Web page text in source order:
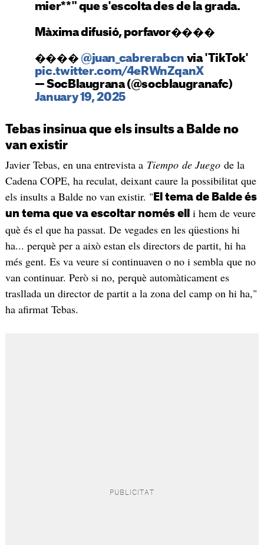
mier**" que s'escolta des de la grada.
Màxima difusió, porfavor����
���� @juan_cabrerabcn via 'TikTok'
pic.twitter.com/4eRWnZqanX
— SocBlaugrana (@socblaugranafc)
January 19, 2025
Tebas insinua que els insults a Balde no
van existir
Javier Tebas, en una entrevista a Tiempo de Juegode la
Cadena COPE, ha reculat, deixant caure la possibilitat que
els insults a Balde no van existir. " El tema de Balde és
un tema que va escoltar només ell i hem de veure
què és el que ha passat. De vegades en les qüestions hi
ha... perquè per a això estan els directors de partit, hi ha
més gent. Es va veure si continuaven o no i sembla que no
van continuar. Però si no, perquè automàticament es
trasllada un director de partit a la zona del camp on hi ha,"
ha afirmat Tebas.